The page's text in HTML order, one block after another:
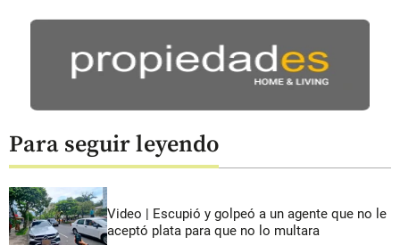
Para seguir leyendo
Video | Escupió y golpeó a un agente que no le
aceptó plata para que no lo multara